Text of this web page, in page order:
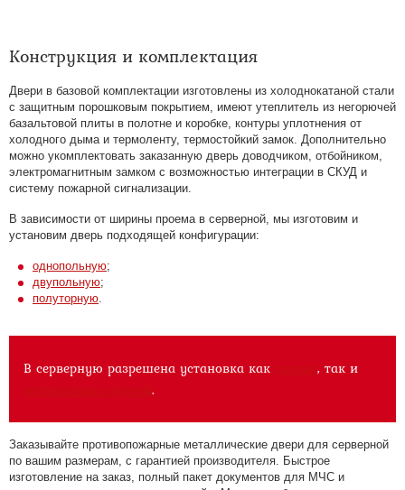
Конструкция и комплектация
Двери в базовой комплектации изготовлены из холоднокатаной стали
с защитным порошковым покрытием, имеют утеплитель из негорючей
базальтовой плиты в полотне и коробке, контуры уплотнения от
холодного дыма и термоленту, термостойкий замок. Дополнительно
можно укомплектовать заказанную дверь доводчиком, отбойником,
электромагнитным замком с возможностью интеграции в СКУД и
систему пожарной сигнализации.
В зависимости от ширины проема в серверной, мы изготовим и
установим дверь подходящей конфигурации:
однопольную;
двупольную;
полуторную
В серверную разрешена установка как
, так и
.
Заказывайте противопожарные металлические двери для серверной
по вашим размерам, с гарантией производителя. Быстрое
изготовление на заказ, полный пакет документов для МЧС и